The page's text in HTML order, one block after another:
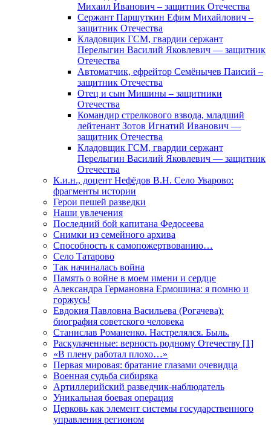
Михаил Иванович – защитник Отечества
Сержант Паршуткин Ефим Михайлович –
защитник Отечества
Кладовщик ГСМ, гвардии сержант
Перелыгин Василий Яковлевич — защитник
Отечества
Автоматчик, ефрейтор Семёнычев Паисий –
защитник Отечества
Отец и сын Мишины – защитники
Отечества
Командир стрелкового взвода, младший
лейтенант Зотов Игнатий Иванович —
защитник Отечества
Кладовщик ГСМ, гвардии сержант
Перелыгин Василий Яковлевич — защитник
Отечества
К.и.н., доцент Нефёдов В.Н. Село Уварово:
фрагменты истории
Герои пешей разведки
Наши увлечения
Последний бой капитана Федосеева
Снимки из семейного архива
Способность к самопожертвованию…
Село Татарово
Так начиналась война
Память о войне в моем имени и сердце
Александра Германовна Ермошина: я помню и
горжусь!
Евдокия Павловна Васильева (Рогачева):
биография советского человека
Станислав Романенко. Настрелялся. Быль.
Раскулаченные: верность родному Отечеству [1]
«В плену работал плохо…»
Первая мировая: братание глазами очевидца
Военная судьба сибиряка
Артиллерийский разведчик-наблюдатель
Уникальная боевая операция
Церковь как элемент системы государственного
управления регионом